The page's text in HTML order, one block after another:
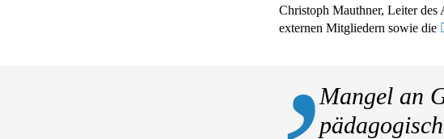
Christoph Mauthner, Leiter
externen Mitgliedern sowie die
Mangel an